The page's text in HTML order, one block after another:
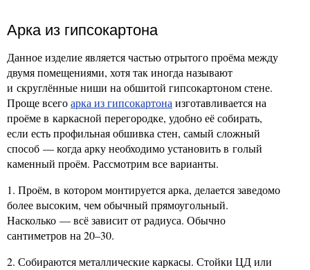
Арка из гипсокартона
Данное изделие является частью отрытого проёма между
двумя помещениями, хотя так иногда называют
и скруглённые ниши на обшитой гипсокартоном стене.
Проще всегоарка из гипсокартона изготавливается на
проёме в каркасной перегородке, удобно её собирать,
если есть профильная обшивка стен, самый сложный
способ — когда арку необходимо установить в голый
каменный проём. Рассмотрим все варианты.
1. Проём, в котором монтируется арка, делается заведомо
более высоким, чем обычный прямоугольный.
Насколько — всё зависит от радиуса. Обычно
сантиметров на 20–30.
2. Собираются металлические каркасы. Стойки ЦД или